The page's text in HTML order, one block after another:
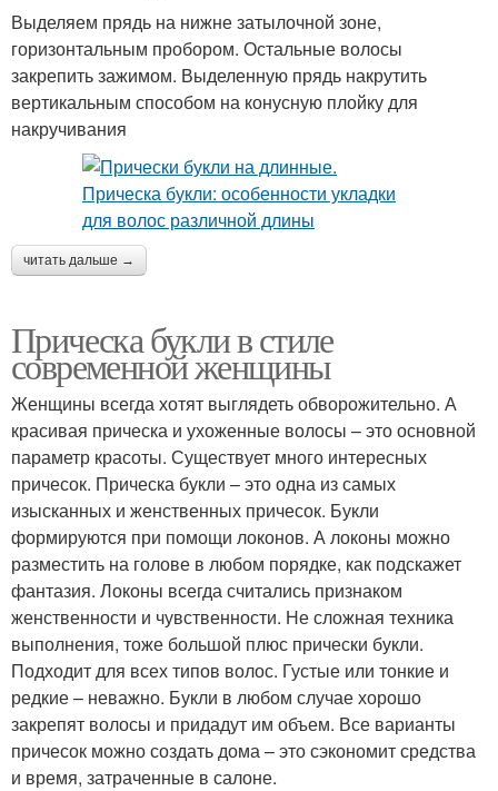
Выделяем прядь на нижне затылочной зоне,
горизонтальным пробором. Остальные волосы
закрепить зажимом. Выделенную прядь накрутить
вертикальным способом на конусную плойку для
накручивания
читать дальше →
Прическа букли в стиле
современной женщины
Женщины всегда хотят выглядеть обворожительно. А
красивая прическа и ухоженные волосы – это основной
параметр красоты. Существует много интересных
причесок. Прическа букли – это одна из самых
изысканных и женственных причесок. Букли
формируются при помощи локонов. А локоны можно
разместить на голове в любом порядке, как подскажет
фантазия. Локоны всегда считались признаком
женственности и чувственности. Не сложная техника
выполнения, тоже большой плюс прически букли.
Подходит для всех типов волос. Густые или тонкие и
редкие – неважно. Букли в любом случае хорошо
закрепят волосы и придадут им объем. Все варианты
причесок можно создать дома – это сэкономит средства
и время, затраченные в салоне.